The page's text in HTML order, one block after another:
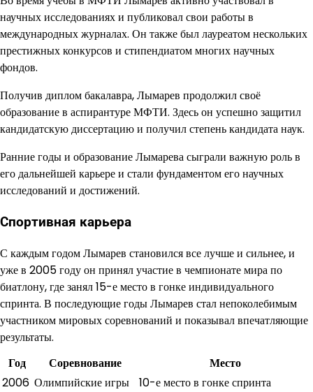
научных исследованиях и публиковал свои работы в
международных журналах. Он также был лауреатом нескольких
престижных конкурсов и стипендиатом многих научных
фондов.
Получив диплом бакалавра, Лымарев продолжил своё
образование в аспирантуре МФТИ. Здесь он успешно защитил
кандидатскую диссертацию и получил степень кандидата наук.
Ранние годы и образование Лымарева сыграли важную роль в
его дальнейшей карьере и стали фундаментом его научных
исследований и достижений.
Спортивная карьера
С каждым годом Лымарев становился все лучше и сильнее, и
уже в 2005 году он принял участие в чемпионате мира по
биатлону, где занял 15-е место в гонке индивидуального
спринта. В последующие годы Лымарев стал непоколебимым
участником мировых соревнований и показывал впечатляющие
результаты.
Год
Соревнование
Место
2006 Олимпийские игры 10-е место в гонке спринта